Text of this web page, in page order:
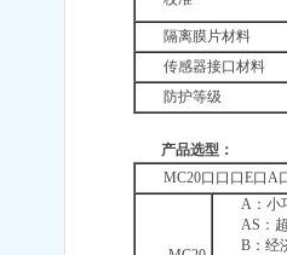
隔离膜片材料
传感器接口材料
防护等级
产品选型：
MC20口口口E口A
A：小
AS：
B：经